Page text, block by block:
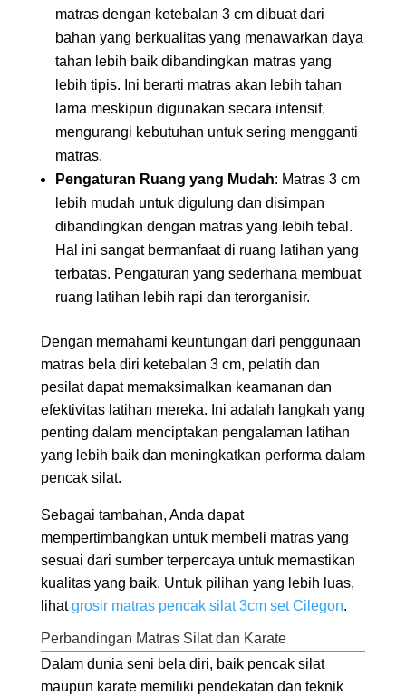
matras dengan ketebalan 3 cm dibuat dari
bahan yang berkualitas yang menawarkan daya
tahan lebih baik dibandingkan matras yang
lebih tipis. Ini berarti matras akan lebih tahan
lama meskipun digunakan secara intensif,
mengurangi kebutuhan untuk sering mengganti
matras.
Pengaturan Ruang yang Mudah: Matras 3 cm
lebih mudah untuk digulung dan disimpan
dibandingkan dengan matras yang lebih tebal.
Hal ini sangat bermanfaat di ruang latihan yang
terbatas. Pengaturan yang sederhana membuat
ruang latihan lebih rapi dan terorganisir.
Dengan memahami keuntungan dari penggunaan
matras bela diri ketebalan 3 cm, pelatih dan
pesilat dapat memaksimalkan keamanan dan
efektivitas latihan mereka. Ini adalah langkah yang
penting dalam menciptakan pengalaman latihan
yang lebih baik dan meningkatkan performa dalam
pencak silat.
Sebagai tambahan, Anda dapat
mempertimbangkan untuk membeli matras yang
sesuai dari sumber terpercaya untuk memastikan
kualitas yang baik. Untuk pilihan yang lebih luas,
lihatgrosir matras pencak silat 3cm set Cilegon.
Perbandingan Matras Silat dan Karate
Dalam dunia seni bela diri, baik pencak silat
maupun karate memiliki pendekatan dan teknik